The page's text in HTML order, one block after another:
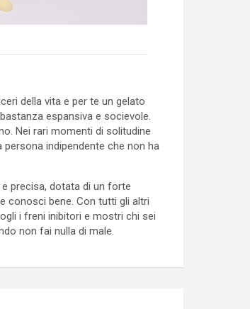
della vita e per te un gelato
espansiva e socievole.
Nei rari momenti di solitudine
indipendente che non ha
precisa, dotata di un forte
conosci bene. Con tutti gli altri
i freni inibitori e mostri chi sei
non fai nulla di male.